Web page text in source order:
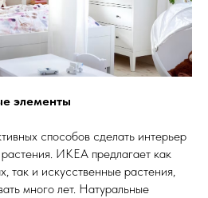
элементы
способов сделать интерьер
ИКЕА предлагает как
так и искусственные растения,
много лет. Натуральные